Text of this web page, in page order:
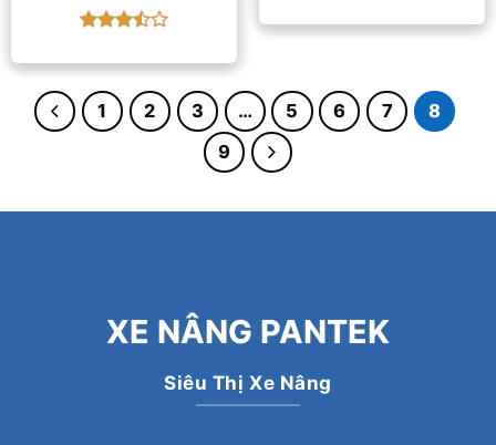
xếp
3.55
sao1 2 3 … 5 6 7
8
9
XE NÂNG PANTEK
Siêu Thị Xe Nâng